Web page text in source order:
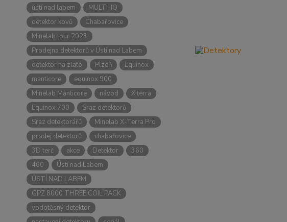
ústí nad labem
MULTI-IQ
detektor kovů
Chabařovice
Minelab tour 2023
Prodejna detektorů v Ústí nad Labem
detektor na zlato
Plzeň
Equinox
manticore
equinox 900
Minelab Manticore
návod
X terra
Equinox 700
Sraz detektorů
Sraz detektorářů
Minelab X-Terra Pro
prodej detektorů
chabařovice
3D terč
akce Detektor
360
460
Ústí nad Labem
ÚSTÍ NAD LABEM
GPZ 8000 THREE COIL PACK
vodotěsný detektor